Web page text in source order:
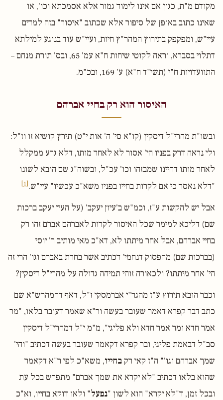
מקודם מ"ת, כגון אם אינו לימוד גמור אלא אסמכתא וכו', או
שאינו כתוב באופן של סיפור אלא שכתוב "איסור" בזה למדים
עיי"ש, ומפקפק בתירוץ המהר"ץ חיות, ועיי"ש עוד בנוגע למילתא
דתלוי בסברא, וראה לקוטי שיחות ח"א עמ' 65, ובס' תורת מנחם –
התוועדויות ח"י (תשי"ד ח"א) ע' 169, ובכ"מ.
האיסור הוא רק בחיי אברהם
ובשו"ת מהרי"ל דיסקין (קו"א סי' ה' אות י"ט) תירץ קושיא זו וז"ל:
ולי נראה דרק בפניו הי' אסור לא לאחר מותו, דלא גרע ממקלל
לאחר מותו דהיינו שמבזהו וכו' עכ"ל, ובשוה"ג שם הובא לשונו
"דלא נאסר כי אם לקרות בחייו בפניו משא"כ עכשיו" עיי"ש.[1]
אבל יש להקשות ע"ז, וכמ"ש ב'עיון יעקב' (על העין יעקב ברכות
שם) דליכא למימר שכל האיסור לקרות לאברהם אברם זהו רק
בחיי אברהם, אבל אחר מיתתו לא, דא"כ מאי מותיב ר' יוסי
(בברכות שם) מהפסוק דנחמי' דכתיב אשר בחרת באברם וגו' הרי זה
הי' אחר מיתתו? ולכאורה זוהי תמיהה גדולה על מהרי"ל דיסקין?
וכבר הובא תירוץ ע"ז מהגר"י אברמסקי ז"ל, דאף דהמהרש"א שם
כתב דבר קפרא דאמר שעובר בעשה ור"א שאמר דעובר בלאו, "מר
אמר חדא ומר אמר חדא ולא פליגי", מ"מ י"ל דמהרי"ל דיסקין
סב"ל דבאמת פליגי, ובר קפרא דקאמר שעובר בעשה דכתיב "והי'
שמך אברהם וגו'" ה"ז קאי רקבחייו, משא"כ לפי ר"א דקאמר
שהוא בלאו דכתיב "לא יקרא את שמך אברם" מתפרש בכל עת
ובכל זמן, ד"לא יקרא" הוא לשון "נפעל" ולאו דוקא בחייו, וא"כ